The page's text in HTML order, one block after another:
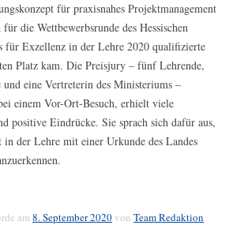
für praxisnahes Projektmanagement
die Wettbewerbsrunde des Hessischen
für Exzellenz in der Lehre 2020 qualifizierte
Platz kam. Die Preisjury – fünf Lehrende,
eine Vertreterin des Ministeriums –
einem Vor-Ort-Besuch, erhielt viele
positive Eindrücke. Sie sprach sich dafür aus,
in der Lehre mit einer Urkunde des Landes
am8. September 2020 von Team Redaktion